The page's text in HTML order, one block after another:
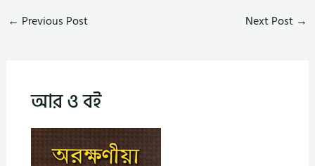
← Previous Post Next Post →
আর ও বই